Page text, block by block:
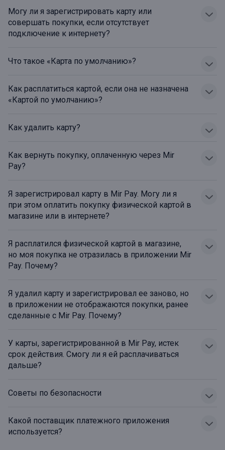
Могу ли я зарегистрировать карту или
совершать покупки, если отсутствует
подключение к интернету?
Что такое «Карта по умолчанию»?
Как расплатиться картой, если она не назначена
«Картой по умолчанию»?
Как удалить карту?
Как вернуть покупку, оплаченную через Mir
Pay?
Я зарегистрировал карту в Mir Pay. Могу ли я
при этом оплатить покупку физической картой в
магазине или в интернете?
Я расплатился физической картой в магазине,
но моя покупка не отразилась в приложении Mir
Pay. Почему?
Я удалил карту и зарегистрировал ее заново, но
в приложении не отображаются покупки, ранее
сделанные с Mir Pay. Почему?
У карты, зарегистрированной в Mir Pay, истек
срок действия. Смогу ли я ей расплачиваться
дальше?
Советы по безопасности
Какой поставщик платежного приложения
используется?